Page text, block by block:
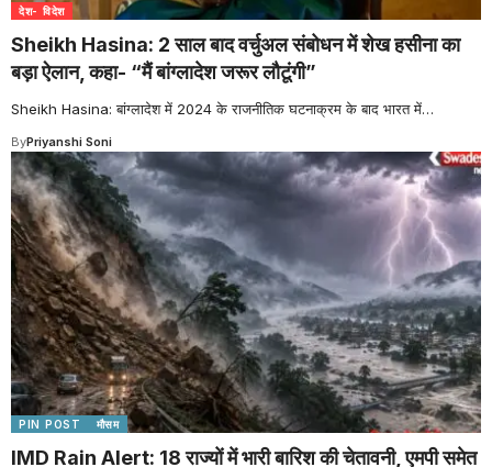
देश- विदेश
Sheikh Hasina: 2 साल बाद वर्चुअल संबोधन में शेख हसीना का
बड़ा ऐलान, कहा- “मैं बांग्लादेश जरूर लौटूंगी”
Sheikh Hasina: बांग्लादेश में 2024 के राजनीतिक घटनाक्रम के बाद भारत में…
ByPriyanshi Soni
PIN POST मौसम
IMD Rain Alert: 18 राज्यों में भारी बारिश की चेतावनी, एमपी समेत